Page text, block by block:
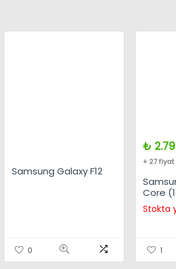
Samsung Galaxy F12
0
₺
+ 27 fiyat
Core
Stokta
1